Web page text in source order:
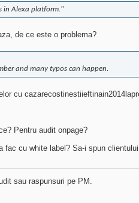
in Alexa platform."
de ce este o problema?
and many typos can happen.
cu
Pentru audit onpage?
cu white label? Sa-i spun
sau raspunsuri pe PM.